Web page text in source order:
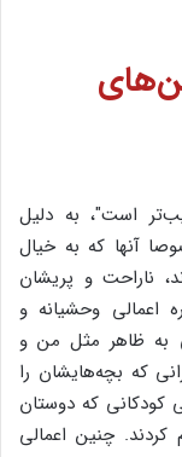
است"، به دلیل
آنها که به خیال
ناراحت و پریشان
اعمالی وحشیانه و
به ظاهر مثل من و
که بچه‌هایشان را
کودکانی که دوستان
چنین اعمالی